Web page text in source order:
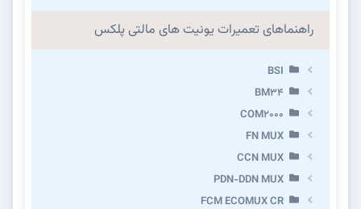
راهنماهای تعمیرات یونیت های مالتی پلکس
BSI
BM34
COM2000
FN MUX
CCN MUX
PDN-DDN MUX
FCM ECOMUX CR